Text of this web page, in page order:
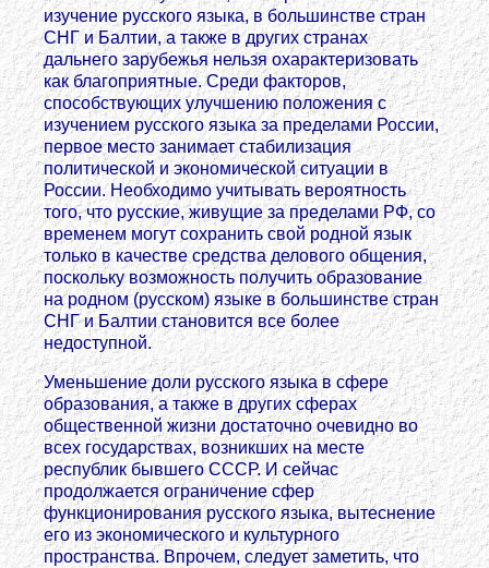
изучение русского языка, в большинстве стран
СНГ и Балтии, а также в других странах
дальнего зарубежья нельзя охарактеризовать
как благоприятные. Среди факторов,
способствующих улучшению положения с
изучением русского языка за пределами России,
первое место занимает стабилизация
политической и экономической ситуации в
России. Необходимо учитывать вероятность
того, что русские, живущие за пределами РФ, со
временем могут сохранить свой родной язык
только в качестве средства делового общения,
поскольку возможность получить образование
на родном (русском) языке в большинстве стран
СНГ и Балтии становится все более
недоступной.
Уменьшение доли русского языка в сфере
образования, а также в других сферах
общественной жизни достаточно очевидно во
всех государствах, возникших на месте
республик бывшего СССР. И сейчас
продолжается ограничение сфер
функционирования русского языка, вытеснение
его из экономического и культурного
пространства. Впрочем, следует заметить, что